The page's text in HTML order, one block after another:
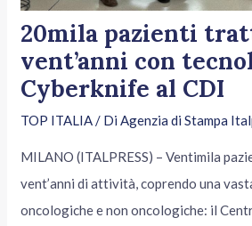
20mila pazienti
vent’anni con
Cyberknife al CDI
TOP ITALIA/ DiAgenzia di Stampa
MILANO (ITALPRESS) – Ventimila
vent’anni di attività, coprendo una
oncologiche e non oncologiche: il